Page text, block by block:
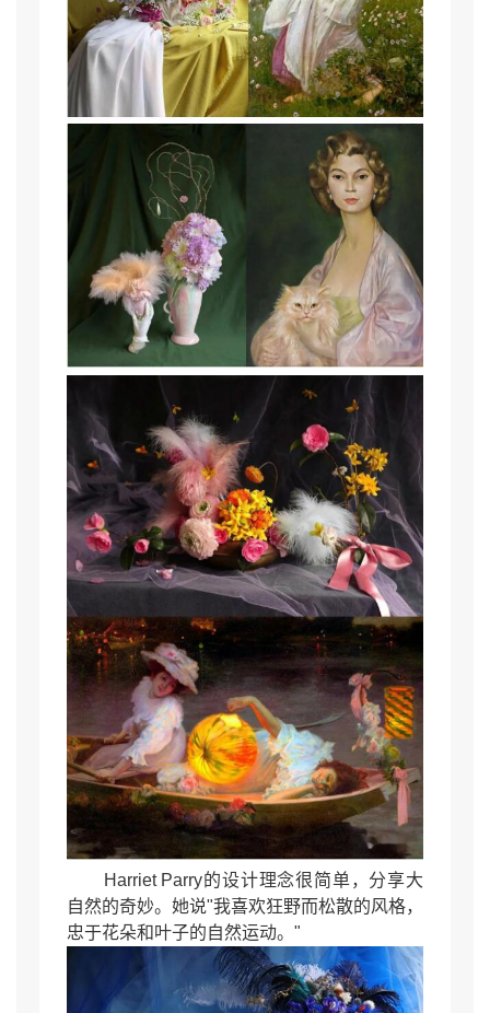
Harriet Parry的设计理念很简单，分享大
自然的奇妙。她说"我喜欢狂野而松散的风格，
忠于花朵和叶子的自然运动。"